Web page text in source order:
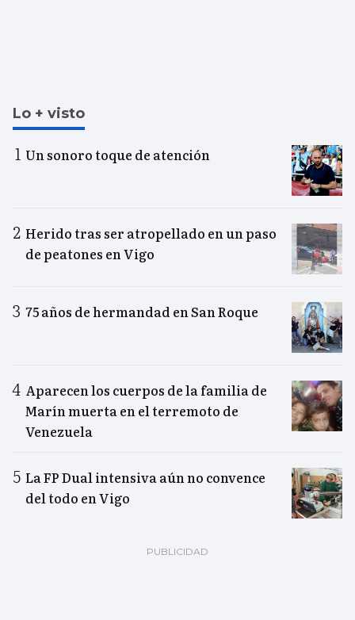
Lo + visto
Un sonoro toque de atención
Herido tras ser atropellado en un paso
de peatones en Vigo
75 años de hermandad en San Roque
Aparecen los cuerpos de la familia de
Marín muerta en el terremoto de
Venezuela
La FP Dual intensiva aún no convence
del todo en Vigo